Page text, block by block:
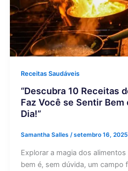
Receitas Saudáveis
“Descubra 10 Receitas
Faz Você se Sentir Bem
Dia!”
Samantha Salles /setembro 16, 2025
Explorar a magia dos
bem é, sem dúvida, um campo